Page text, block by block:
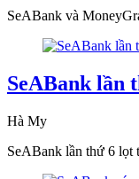
SeABank và
SeABank lần
Hà My
SeABank lần thứ 6 lọt